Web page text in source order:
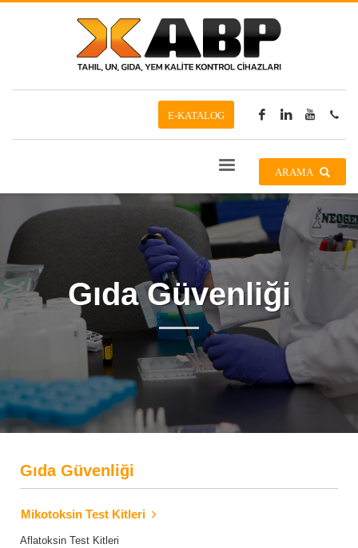
E-KATALOG
ARAMA
Gıda Güvenliği
Gıda Güvenliği
Mikotoksin Test Kitleri
Aflatoksin Test Kitleri